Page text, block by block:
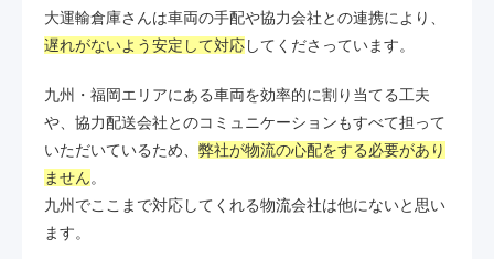
大運輸倉庫さんは車両の手配や協力会社との連携により、
遅れがないよう安定して対応してくださっています。
九州・福岡エリアにある車両を効率的に割り当てる工夫
や、協力配送会社とのコミュニケーションもすべて担って
いただいているため、 弊社が物流の心配をする必要があり
ません。
九州でここまで対応してくれる物流会社は他にないと思い
ます。